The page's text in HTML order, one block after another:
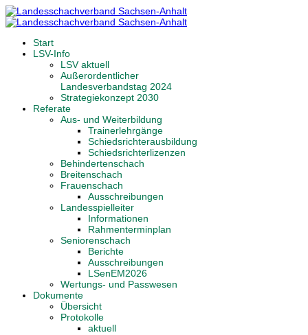
Start
LSV-Info
LSV aktuell
Außerordentlicher
Landesverbandstag 2024
Strategiekonzept 2030
Referate
Aus- und Weiterbildung
Trainerlehrgänge
Schiedsrichterausbildung
Schiedsrichterlizenzen
Behindertenschach
Breitenschach
Frauenschach
Ausschreibungen
Landesspielleiter
Informationen
Rahmenterminplan
Seniorenschach
Berichte
Ausschreibungen
LSenEM2026
Wertungs- und Passwesen
Dokumente
Übersicht
Protokolle
aktuell